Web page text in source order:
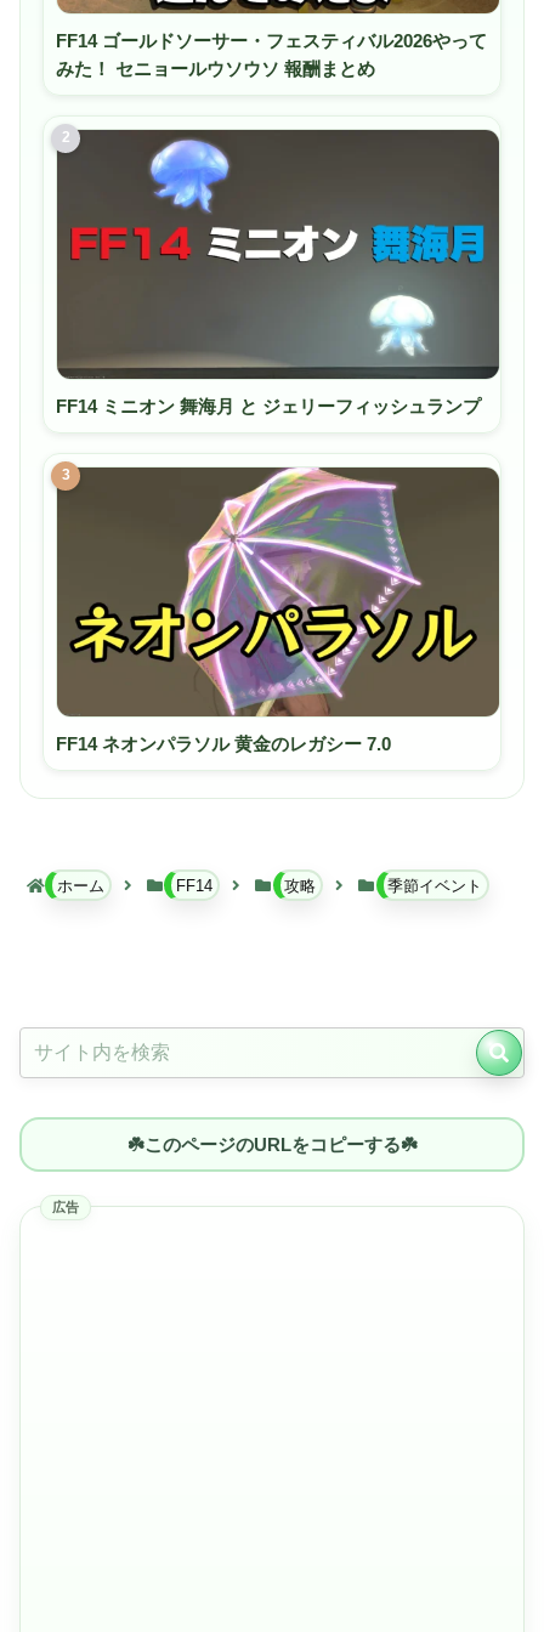
FF14 ゴールドソーサー・フェスティバル2026やって
みた！ セニョールウソウソ 報酬まとめ
2
FF14 ミニオン 舞海月 と ジェリーフィッシュランプ
3
FF14 ネオンパラソル 黄金のレガシー 7.0
ホーム FF14 攻略 季節イベント
☘️このページのURLをコピーする☘️
広告